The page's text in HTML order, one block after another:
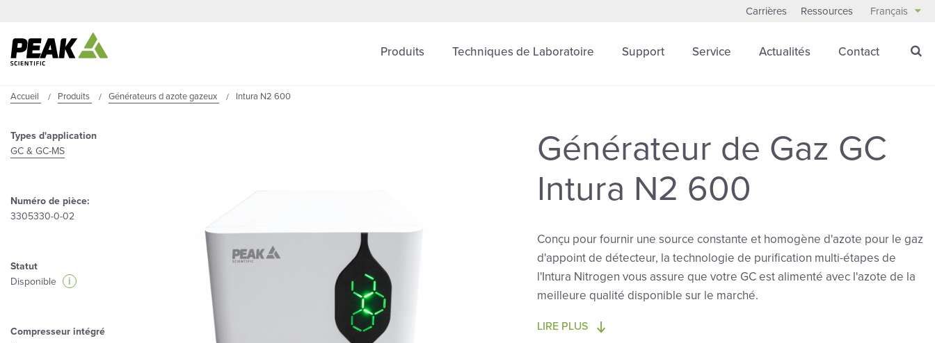
Carrières Ressources Français
Produits Techniques de Laboratoire Support Service Actualités Contact
Accueil Produits Générateurs d azote gazeux Intura N2 600
Types d'application
GC & GC-MS
Numéro de pièce:
3305330-0-02
Statut
Disponible
i
Compresseur intégré
Générateur de Gaz GC
Intura N2 600
Conçu pour fournir une source constante et homogène d'azote pour le gaz
d'appoint de détecteur, la technologie de purification multi-étapes de
l'Intura Nitrogen vous assure que votre GC est alimenté avec l'azote de la
meilleure qualité disponible sur le marché.
LIRE PLUS